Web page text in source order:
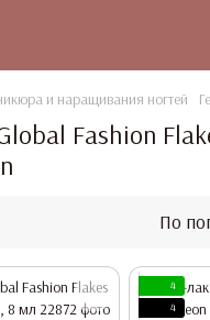
и наращивания ногтей
Fashion
По
4
4